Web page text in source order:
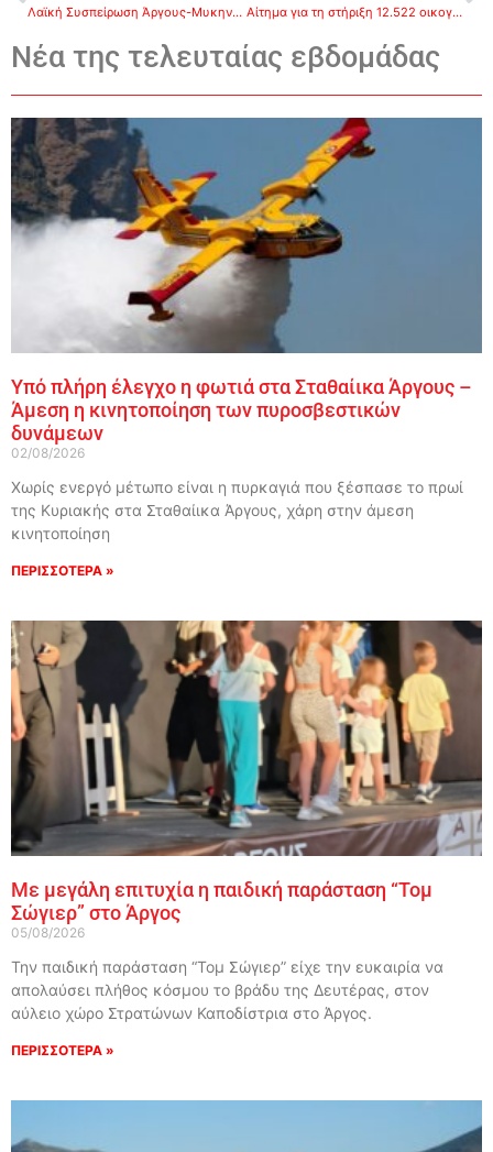
Λαϊκή Συσπείρωση Άργους-Μυκηνών: Σχετικά με το θεσμό του Δημοτικού Συμβουλίου Λογοδοσίας Αίτημα για τη στήριξη 12.522 οικογενειών και 21.339 ατόμων από την Περιφέρεια Πελοποννήσου
Νέα της τελευταίας εβδομάδας
Υπό πλήρη έλεγχο η φωτιά στα Σταθαίικα Άργους –
Άμεση η κινητοποίηση των πυροσβεστικών
δυνάμεων
02/08/2026
Χωρίς ενεργό μέτωπο είναι η πυρκαγιά που ξέσπασε το πρωί
της Κυριακής στα Σταθαίικα Άργους, χάρη στην άμεση
κινητοποίηση
ΠΕΡΙΣΣΟΤΕΡΑ »
Με μεγάλη επιτυχία η παιδική παράσταση “Τομ
Σώγιερ” στο Άργος
05/08/2026
Την παιδική παράσταση “Τομ Σώγιερ” είχε την ευκαιρία να
απολαύσει πλήθος κόσμου το βράδυ της Δευτέρας, στον
αύλειο χώρο Στρατώνων Καποδίστρια στο Άργος.
ΠΕΡΙΣΣΟΤΕΡΑ »